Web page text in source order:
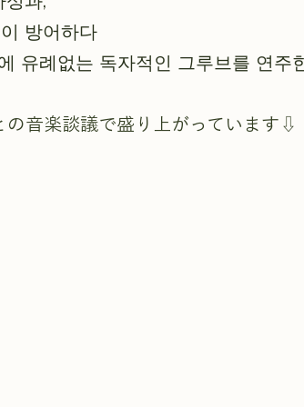
방어하다
유례없는 독자적인 그루브를 연주
の音楽談議で盛り上がっています⇩